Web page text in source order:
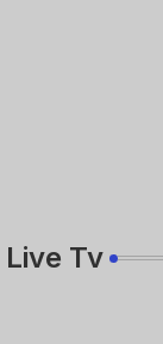
Live Tv